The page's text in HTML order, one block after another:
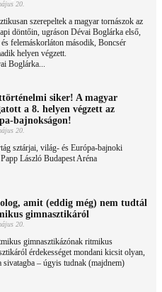
20.
szerepeltek a magyar tornászok az
döntőin, ugráson Dévai Boglárka első,
felemáskorláton második, Boncsér
helyen végzett.
Boglárka...
siker! A magyar
a 8. helyen végzett az
bajnokságon!
20.
sztárjai, világ- és Európa-bajnoki
László Budapest Aréna
amit (eddig még) nem tudtál
gimnasztikáról
20.
gimnasztikázónak ritmikus
érdekességet mondani kicsit olyan,
– úgyis tudnak (majdnem)